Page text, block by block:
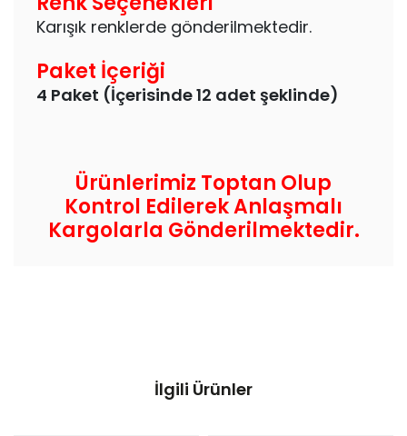
Karışık renklerde gönderilmektedir.
Paket İçeriği
4 Paket (İçerisinde 12 adet şeklinde)
Ürünlerimiz Toptan Olup
Kontrol Edilerek Anlaşmalı
Kargolarla Gönderilmektedir.
İlgili Ürünler